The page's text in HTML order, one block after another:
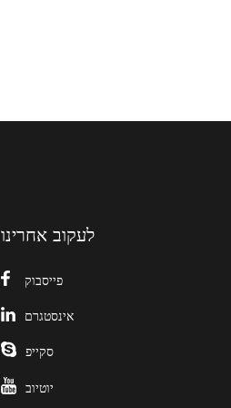
לעקוב אחרינו
פייסבוק
אינסטגרם
סקייפ
יוטיוב